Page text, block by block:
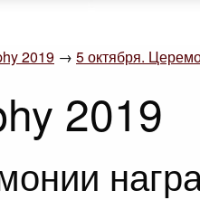
2019 → 5 октября.
2019